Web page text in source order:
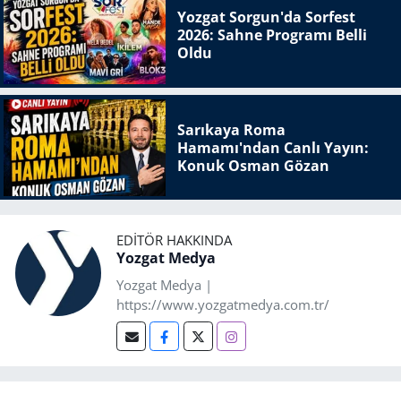
Yozgat Sorgun'da Sorfest
2026: Sahne Programı Belli
Oldu
Sarıkaya Roma
Hamamı'ndan Canlı Yayın:
Konuk Osman Gözan
EDITÖR HAKKINDA
Yozgat Medya
Yozgat Medya |
https://www.yozgatmedya.com.tr/